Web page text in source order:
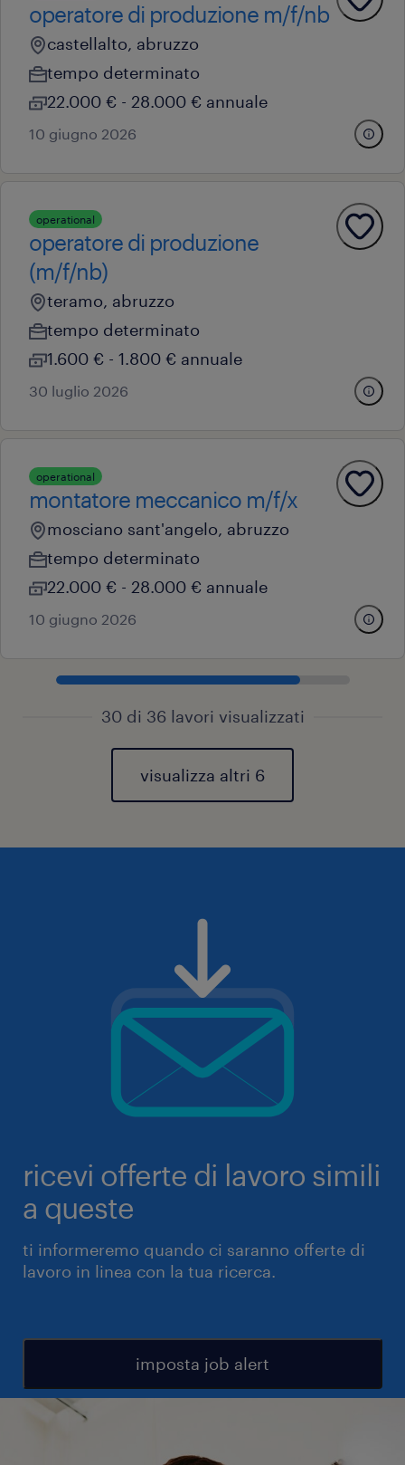
operatore di produzione m/f/nb
castellalto, abruzzo
tempo determinato
22.000 € - 28.000 € annuale
10 giugno 2026
operational
operatore di produzione
(m/f/nb)
teramo, abruzzo
tempo determinato
1.600 € - 1.800 € annuale
30 luglio 2026
operational
montatore meccanico m/f/x
mosciano sant'angelo, abruzzo
tempo determinato
22.000 € - 28.000 € annuale
10 giugno 2026
30 di 36 lavori visualizzati
visualizza altri 6
ricevi offerte di lavoro simili
a queste
ti informeremo quando ci saranno offerte di
lavoro in linea con la tua ricerca.
imposta job alert